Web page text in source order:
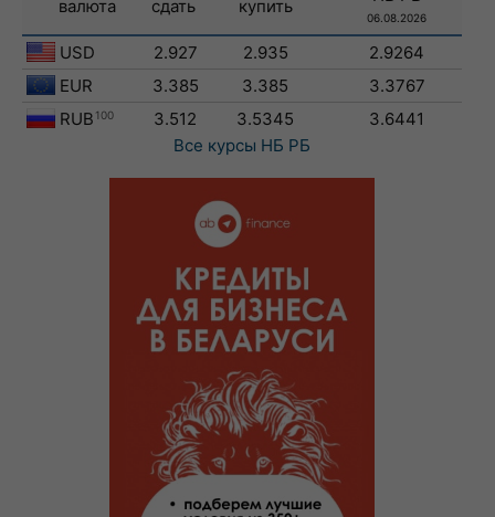
валюта сдать купить
06.08.2026
USD 2.927 2.935
2.9264
EUR
3.385 3.385
3.3767
RUB 100 3.512 3.5345
3.6441
Все курсы НБ РБ